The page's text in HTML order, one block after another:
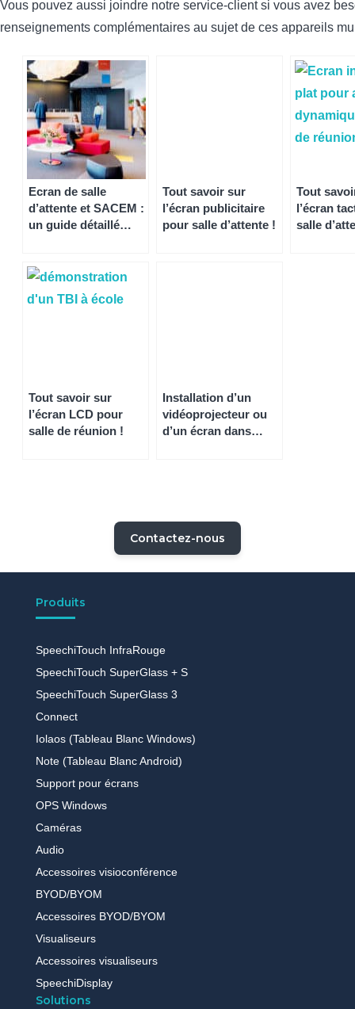
Vous pouvez aussi joindre notre service-client si vous avez
renseignements complémentaires au sujet de ces appareils
Ecran de salle
d’attente et SACEM :
un guide détaillé
Tout savoir sur
l’écran publicitaire
pour salle d’attente !
Tout
l’écran
salle
Tout savoir sur
l’écran LCD pour
salle de réunion !
Installation d’un
vidéoprojecteur ou
d’un écran dans
Contactez-nous
Produits
SpeechiTouch InfraRouge
SpeechiTouch SuperGlass + S
SpeechiTouch SuperGlass 3
Connect
Iolaos (Tableau Blanc Windows)
Note (Tableau Blanc Android)
Support pour écrans
OPS Windows
Caméras
Audio
Accessoires visioconférence
BYOD/BYOM
Accessoires BYOD/BYOM
Visualiseurs
Accessoires visualiseurs
SpeechiDisplay
Solutions